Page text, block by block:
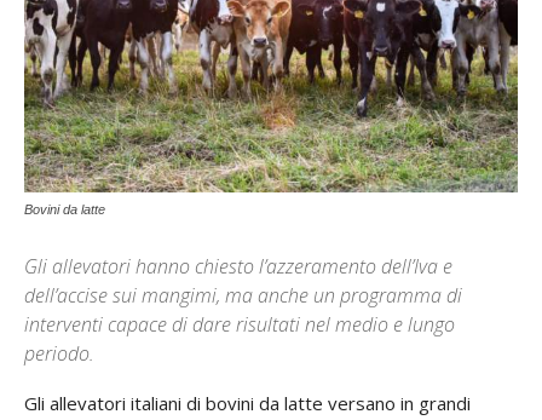
Bovini da latte
Gli allevatori hanno chiesto l’azzeramento dell’Iva e
dell’accise sui mangimi, ma anche un programma di
interventi capace di dare risultati nel medio e lungo
periodo.
Gli allevatori italiani di bovini da latte versano in grandi